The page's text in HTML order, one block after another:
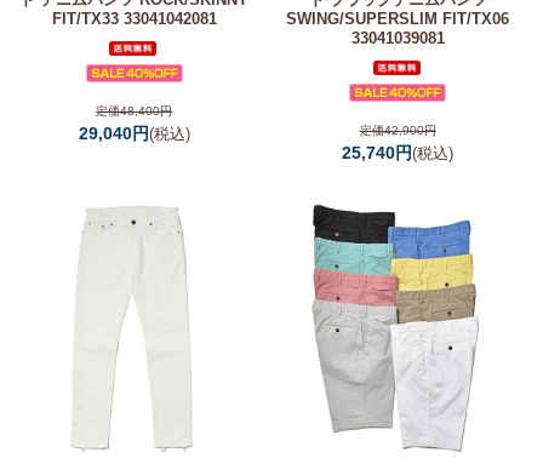
FIT/TX33 33041042081
定価48,400円
29,040円(税込)
SWING/SUPERSLIM FIT/TX06
33041039081
定価42,900円
25,740円(税込)